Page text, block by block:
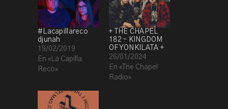
#Lacapillareco
djunah
19/02/2019
En «La Capilla
Reco»
+ THE CHAPEL
182 – KINGDOM
OF YONKILATA +
26/01/2024
En «The Chapel
Radio»